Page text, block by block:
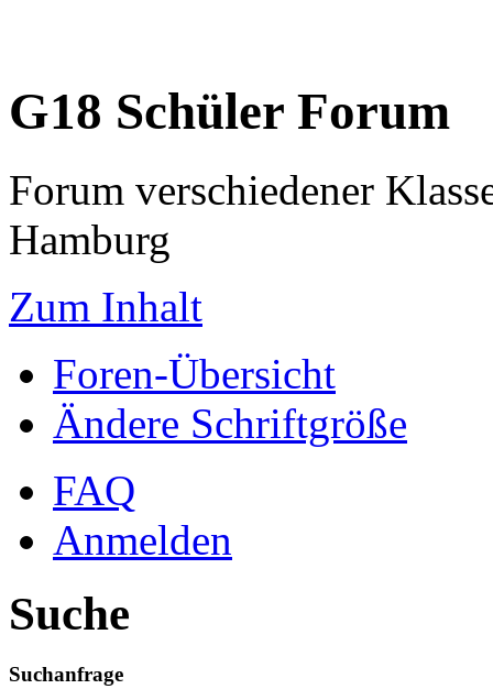
G18 Schüler Forum
Forum verschiedener
Hamburg
Zum Inhalt
Foren-Übersicht
Ändere Schriftgröße
FAQ
Anmelden
Suche
Suchanfrage